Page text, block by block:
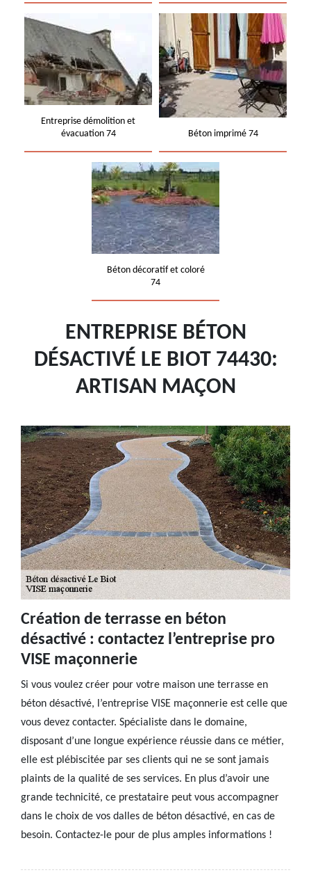
Entreprise démolition et
évacuation 74
Béton imprimé 74
Béton décoratif et coloré
74
ENTREPRISE BÉTON
DÉSACTIVÉ LE BIOT 74430:
ARTISAN MAÇON
Création de terrasse en béton
désactivé : contactez l’entreprise pro
VISE maçonnerie
Si vous voulez créer pour votre maison une terrasse en
béton désactivé, l’entreprise VISE maçonnerie est celle que
vous devez contacter. Spécialiste dans le domaine,
disposant d’une longue expérience réussie dans ce métier,
elle est plébiscitée par ses clients qui ne se sont jamais
plaints de la qualité de ses services. En plus d’avoir une
grande technicité, ce prestataire peut vous accompagner
dans le choix de vos dalles de béton désactivé, en cas de
besoin. Contactez-le pour de plus amples informations !